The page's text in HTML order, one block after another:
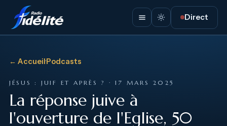
Direct
← Accueil·Podcasts
JÉSUS : JUIF ET APRÈS ? · 17 MARS 2025
La réponse juive à
l'ouverture de l'Eglise, 50